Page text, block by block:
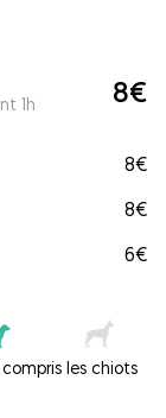
1h 8€
8€
8€
6€
compris les chiots